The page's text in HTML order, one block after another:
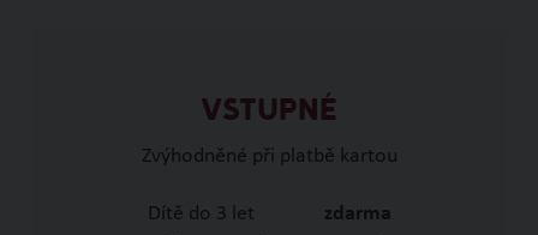
VSTUPNÉ
Zvýhodněné při platbě kartou
Dítě do 3 let
zdarma